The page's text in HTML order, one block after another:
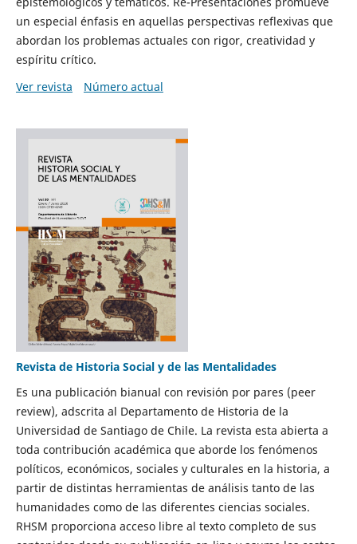
un especial énfasis en aquellas perspectivas reflexivas que
abordan los problemas actuales con rigor, creatividad y
espíritu crítico.
Ver revista
Número actual
Revista de Historia Social y de las Mentalidades
Es una publicación bianual con revisión por pares (peer
review), adscrita al Departamento de Historia de la
Universidad de Santiago de Chile. La revista esta abierta a
toda contribución académica que aborde los fenómenos
políticos, económicos, sociales y culturales en la historia, a
partir de distintas herramientas de análisis tanto de las
humanidades como de las diferentes ciencias sociales.
RHSM proporciona acceso libre al texto completo de sus